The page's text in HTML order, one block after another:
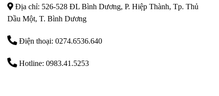
Địa chỉ: 526-528 ĐL Bình Dương, P. Hiệp Thành, Tp. Thủ
Dầu Một, T. Bình Dương
Điện thoại: 0274.6536.640
Hotline: 0983.41.5253